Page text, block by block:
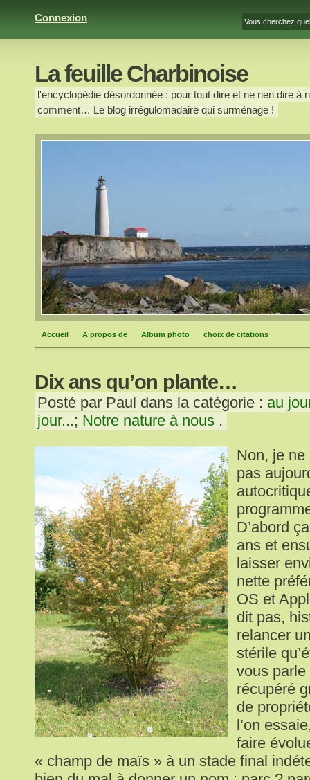
Connexion
La feuille Charbinoise
l'encyclopédie désordonnée : pour tout dire et ne rien dire
comment… Le blog irrégulomadaire qui surménage !
Accueil A propos de Album photo choix de citations
Dix ans qu’on plante…
Posté par Paul dans la catégorie : au
jour...; Notre nature à nous .
Non, je ne
pas
D’abord
ans et
laisser
nette
OS et
dit pas,
relancer
stérile
vous parle
récupéré
de
l’on
faire
« champ de maïs » à un stade final